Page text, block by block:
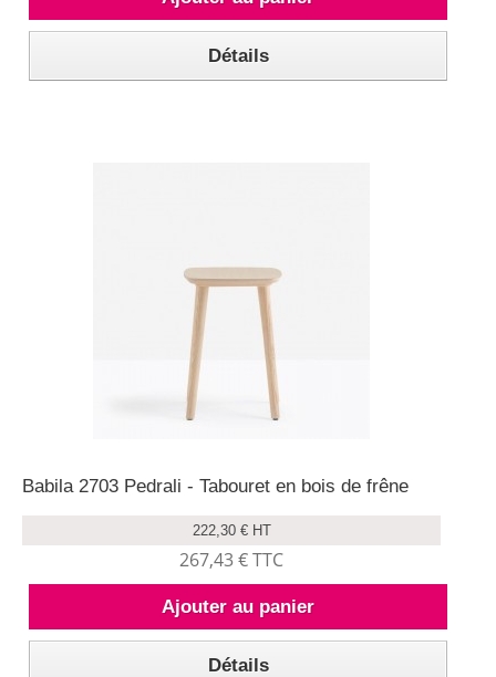
Détails
Babila 2703 Pedrali - Tabouret en bois de frêne
222,30 € HT
267,43 € TTC
Ajouter au panier
Détails